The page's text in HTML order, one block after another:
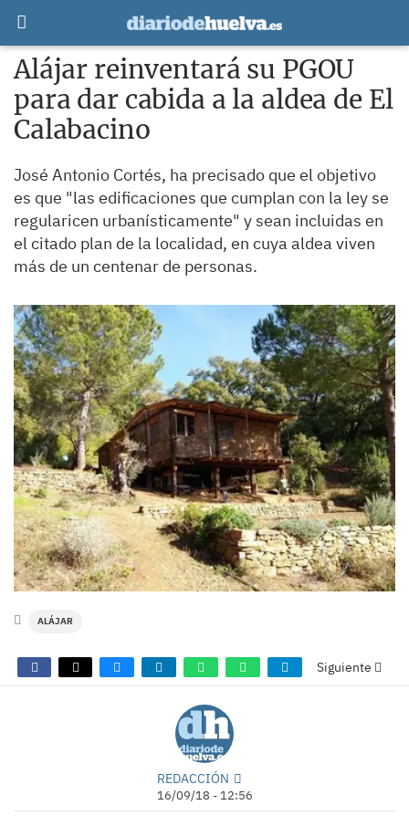
Alájar reinventará su PGOU
para dar cabida a la aldea de El
Calabacino
José Antonio Cortés, ha precisado que el objetivo
es que "las edificaciones que cumplan con la ley se
regularicen urbanísticamente" y sean incluidas en
el citado plan de la localidad, en cuya aldea viven
más de un centenar de personas.
ALÁJAR
Siguiente
REDACCIÓN
16/09/18 - 12:56